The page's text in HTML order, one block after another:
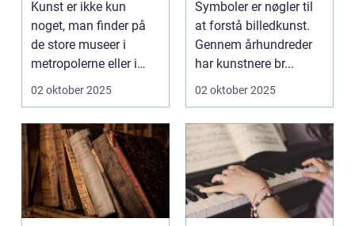
Kunst er ikke kun
noget, man finder på
de store museer i
metropolerne eller i
internationale g...
02 oktober 2025
Symboler er nøgler til
at forstå billedkunst.
Gennem århundreder
har kunstnere br...
02 oktober 2025